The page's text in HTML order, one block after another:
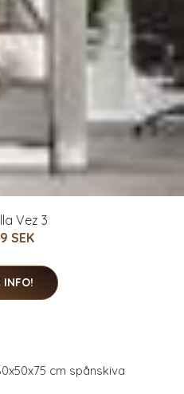
Vez 3
SEK
INFO!